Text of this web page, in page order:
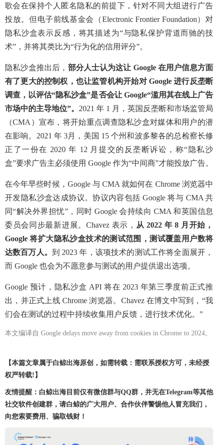
歌会在保持个人匿名隐私的前提下，针对不同大组进行广告
投放。但电子前线基金会（Electronic Frontier Foundation）对
隐私沙盒表示反感，将其描述为“与隐私保护背道而驰的技
术”，并将其类比为“行为化的信用评分”。
隐私沙盒推出后， 部分人士认为这让 Google 在用户信息方面
有了更大的控制权，也让监管机构开始对 Google 进行反垄断
调查，以评估“隐私沙盒”是否会让 Google“滥用其在线上广告
市场中的主导地位”。 2021 年 1 月，英国反垄断和市场监管局
（CMA）宣布，将开始重点调查隐私沙盒对媒体和用户的潜
在影响。2021 年 3月，美国 15 个州和波多黎各的总检察长修
正了一份在 2020 年 12 月提交的反垄断诉讼，称“隐私沙
盒”要求广告主必须使用 Google 作为“中间商”才能投放广告。
在今年早些时候，Google 与 CMA 就如何在 Chrome 浏览器中
开发隐私沙盒达成协议。协议内容包括 Google 将与 CMA 共
同“解决外界担忧”，同时 Google会持续向 CMA和英国信息
委员会同步最新进展。 Chavez 表示， 从 2022 年 8 月开始，
Google将扩大隐私沙盒技术的测试范围，测试覆盖用户数将
达数百万人。 到 2023年，该项技术的测试工作将全面展开，
而 Google 也会为不愿意参与测试的用户提供退出选项。
Google 预计，隐私沙盒 API 将在 2023 年第三季度前正式推
出，并正式上线 Chrome 浏览器。Chavez 在博文中写到，“我
们会在测试的过程中持续收集用户反馈，进行技术优化。”
本文编译自 Google delays move away from cookies in Chrome to 2024。
【本篇文章属于白鲸出海原创，如需转载：需联系授权方可，未经授
权严转载!】
友情提醒：白鲸出海目前仅有微信群与QQ群，并无在Telegram等其他
社交软件创建群，请白鲸的广大用户、合作伙伴警惕他人冒充我们，
向您索要费用、骗取钱财！